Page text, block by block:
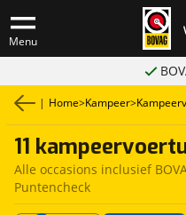
Menu
| Home>Kampeer>
11
Alle occasions inclusief
Puntencheck